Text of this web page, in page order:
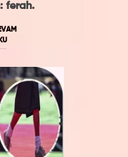
ferah.